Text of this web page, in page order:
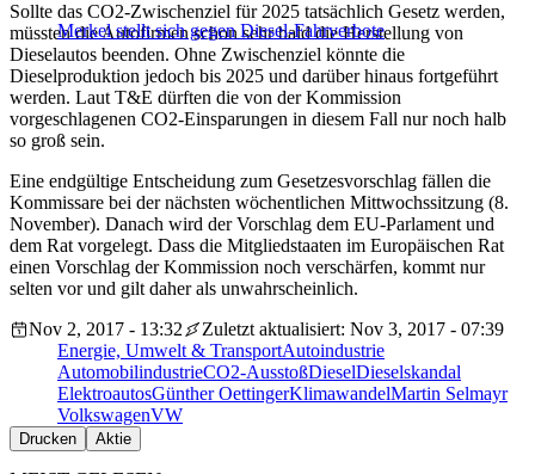
Merkel stellt sich gegen Diesel-Fahrverbote
Sollte das CO2-Zwischenziel für 2025 tatsächlich Gesetz werden,
müssten die Autofirmen schon sehr bald die Herstellung von
Dieselautos beenden. Ohne Zwischenziel könnte die
Dieselproduktion jedoch bis 2025 und darüber hinaus fortgeführt
werden. Laut T&E dürften die von der Kommission
vorgeschlagenen CO2-Einsparungen in diesem Fall nur noch halb
so groß sein.
Eine endgültige Entscheidung zum Gesetzesvorschlag fällen die
Kommissare bei der nächsten wöchentlichen Mittwochssitzung (8.
November). Danach wird der Vorschlag dem EU-Parlament und
dem Rat vorgelegt. Dass die Mitgliedstaaten im Europäischen Rat
einen Vorschlag der Kommission noch verschärfen, kommt nur
selten vor und gilt daher als unwahrscheinlich.
Nov 2, 2017 - 13:32
Zuletzt aktualisiert: Nov 3, 2017 - 07:39
Energie, Umwelt & TransportAutoindustrie
AutomobilindustrieCO2-AusstoßDieselDieselskandal
ElektroautosGünther OettingerKlimawandelMartin Selmayr
VolkswagenVW
Drucken Aktie